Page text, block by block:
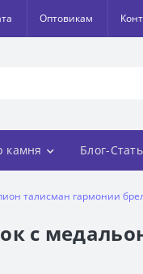
Оптовикам
камня Блог-
талисман гармонии
с